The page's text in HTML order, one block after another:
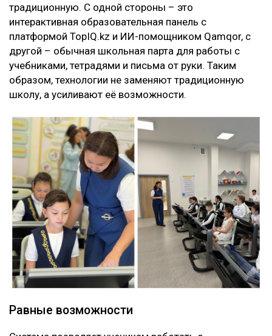
традиционную. С одной стороны – это
интерактивная образовательная панель с
платформой TopIQ.kz и ИИ-помощником Qamqor, с
другой – обычная школьная парта для работы с
учебниками, тетрадями и письма от руки. Таким
образом, технологии не заменяют традиционную
школу, а усиливают её возможности.
Равные возможности